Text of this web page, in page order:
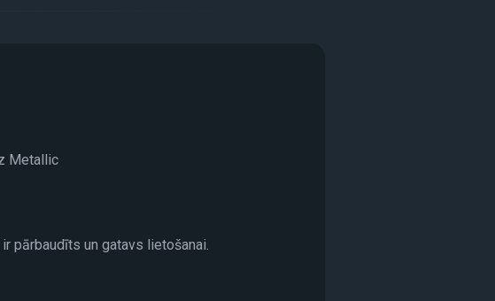
Metallic
pārbaudīts un gatavs lietošanai.